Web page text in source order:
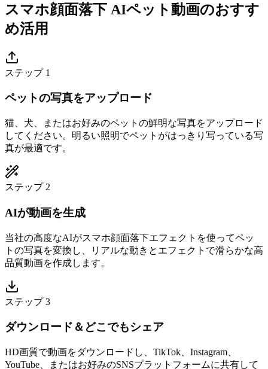
スマホ顔面落下 AIペット動画のおすす
め活用
ステップ 1
ペットの写真をアップロード
猫、犬、またはお好みのペットの鮮明な写真をアップロード
してください。明るい照明でペットがはっきり写っている写
真が最適です。
ステップ 2
AIが動画を生成
当社の高度なAIがスマホ顔面落下エフェクトを使ってペッ
トの写真を変換し、リアルな動きとエフェクトで滑らかな高
品質動画を作成します。
ステップ 3
ダウンロード＆どこでもシェア
HD画質で動画をダウンロードし、TikTok、Instagram、
YouTube、またはお好みのSNSプラットフォームに共有して